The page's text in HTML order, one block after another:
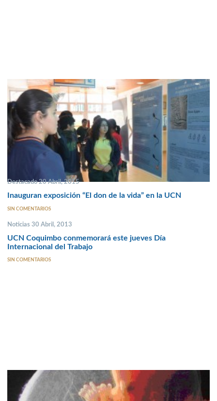
Destacado 20 Abril, 2015
Inauguran exposición “El don de la vida” en la UCN
SIN COMENTARIOS
Noticias 30 Abril, 2013
UCN Coquimbo conmemorará este jueves Día
Internacional del Trabajo
SIN COMENTARIOS